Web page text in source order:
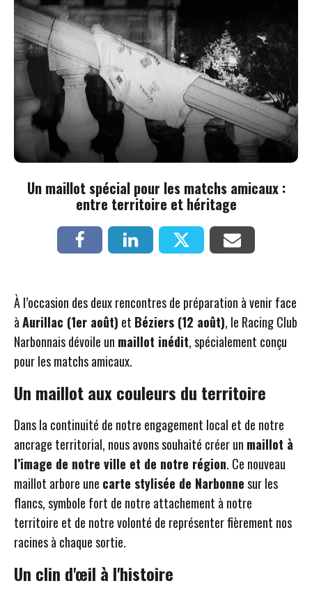
Un maillot spécial pour les matchs amicaux :
entre territoire et héritage
À l’occasion des deux rencontres de préparation à venir face
àAurillac (1er août) et Béziers (12 août), le Racing Club
Narbonnais dévoile un maillot inédit, spécialement conçu
pour les matchs amicaux.
Un maillot aux couleurs du territoire
Dans la continuité de notre engagement local et de notre
ancrage territorial, nous avons souhaité créer un maillot à
l’image de notre ville et de notre région. Ce nouveau
maillot arbore une carte stylisée de Narbonnesur les
flancs, symbole fort de notre attachement à notre
territoire et de notre volonté de représenter fièrement nos
racines à chaque sortie.
Un clin d'œil à l'histoire